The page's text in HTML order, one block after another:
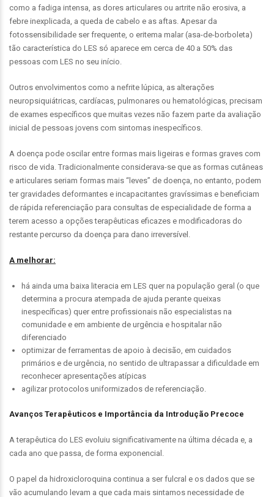
como a fadiga intensa, as dores articulares ou artrite não erosiva, a
febre inexplicada, a queda de cabelo e as aftas. Apesar da
fotossensibilidade ser frequente, o eritema malar (asa-de-borboleta)
tão característica do LES só aparece em cerca de 40 a 50% das
pessoas com LES no seu início.
Outros envolvimentos como a nefrite lúpica, as alterações
neuropsiquiátricas, cardíacas, pulmonares ou hematológicas, precisam
de exames específicos que muitas vezes não fazem parte da avaliação
inicial de pessoas jovens com sintomas inespecíficos.
A doença pode oscilar entre formas mais ligeiras e formas graves com
risco de vida. Tradicionalmente considerava-se que as formas cutâneas
e articulares seriam formas mais “leves” de doença, no entanto, podem
ter gravidades deformantes e incapacitantes gravíssimas e beneficiam
de rápida referenciação para consultas de especialidade de forma a
terem acesso a opções terapêuticas eficazes e modificadoras do
restante percurso da doença para dano irreversível.
A melhorar:
há ainda uma baixa literacia em LES quer na população geral (o que
determina a procura atempada de ajuda perante queixas
inespecíficas) quer entre profissionais não especialistas na
comunidade e em ambiente de urgência e hospitalar não
diferenciado
optimizar de ferramentas de apoio à decisão, em cuidados
primários e de urgência, no sentido de ultrapassar a dificuldade em
reconhecer apresentações atípicas
agilizar protocolos uniformizados de referenciação.
Avanços Terapêuticos e Importância da Introdução Precoce
A terapêutica do LES evoluiu significativamente na última década e, a
cada ano que passa, de forma exponencial.
O papel da hidroxicloroquina continua a ser fulcral e os dados que se
vão acumulando levam a que cada mais sintamos necessidade de